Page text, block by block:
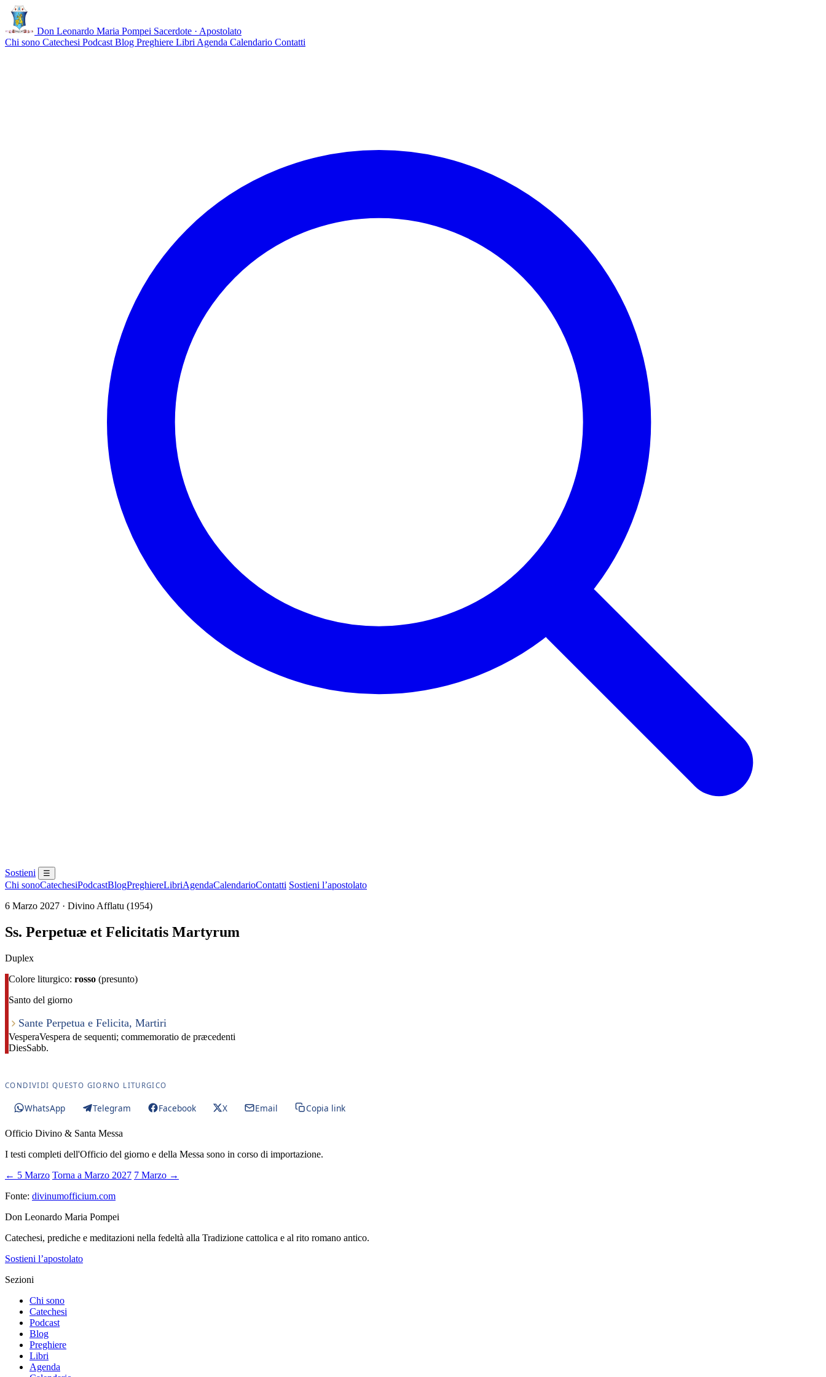
Don Leonardo Maria Pompei Sacerdote · Apostolato
Chi sono Catechesi Podcast Blog Preghiere Libri Agenda Calendario Contatti
Sostieni ☰
Chi sonoCatechesiPodcastBlogPreghiereLibriAgendaCalendarioContatti Sostieni l’apostolato
6 Marzo 2027 · Divino Afflatu (1954)
Ss. Perpetuæ et Felicitatis Martyrum
Duplex
Colore liturgico: rosso (presunto)
Santo del giorno
Sante Perpetua e Felicita, Martiri
VesperaVespera de sequenti; commemoratio de præcedenti
DiesSabb.
CONDIVIDI QUESTO GIORNO LITURGICO
WhatsApp Telegram Facebook X Email Copia link
Officio Divino & Santa Messa
I testi completi dell'Officio del giorno e della Messa sono in corso di importazione.
← 5 Marzo Torna a Marzo 2027 7 Marzo →
Fonte: divinumofficium.com
Don Leonardo Maria Pompei
Catechesi, prediche e meditazioni nella fedeltà alla Tradizione cattolica e al rito romano antico.
Sostieni l’apostolato
Sezioni
Chi sono
Catechesi
Podcast
Blog
Preghiere
Libri
Agenda